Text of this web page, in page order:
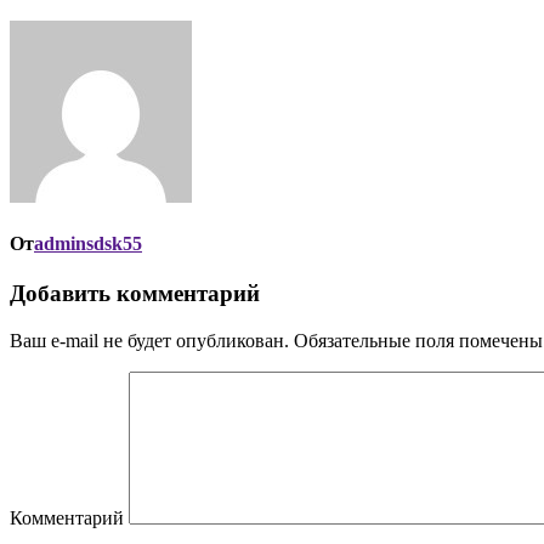
Отadminsdsk55
Добавить комментарий
Ваш e-mail не будет опубликован. Обязательные поля
Комментарий